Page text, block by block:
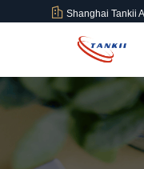
Shanghai Tankii